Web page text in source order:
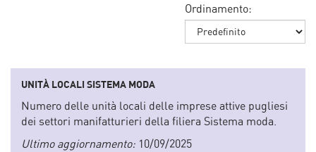
Ordinamento:
UNITÀ LOCALI SISTEMA MODA
Numero delle unità locali delle imprese attive pugliesi
dei settori manifatturieri della filiera Sistema moda.
Ultimo aggiornamento: 10/09/2025